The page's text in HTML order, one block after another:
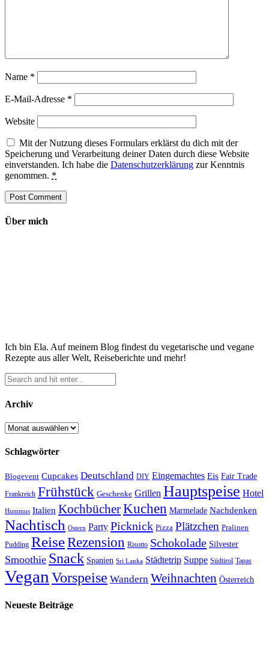
Name *
E-Mail-Adresse *
Website
Mit der Nutzung dieses Formulars erklärst du dich mit der
Speicherung und Verarbeitung deiner Daten durch diese Website
einverstanden. Ich habe die Datenschutzerklärung zur Kenntnis
genommen. *
Über mich
Ich bin Ela. Auf meinem Blog findest du vegetarische und vegane
Rezepte aus aller Welt, Reiseberichte und mehr!
Archiv
Archiv
Schlagwörter
Blogevent Cupcakes Deutschland DIY Eingemachtes Eis Fair Trade
Frankreich Frühstück Geschenke Grillen Hauptspeise Hotel
Hummus Italien KochbücherKuchen Marmelade Nachdenken
Nachtisch Ostern Party Picknick Pizza Plätzchen Pralinen
Pudding ReiseRezension Risotto Schokolade Silvester
Smoothie Snack Spanien Sri Lanka Städtetrip Suppe Südtirol Tapas
Vegan Vorspeise Wandern Weihnachten Österreich
Neueste Beiträge